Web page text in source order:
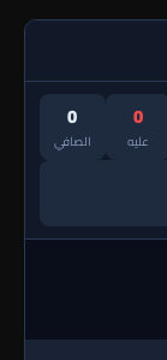
0
عليه
0
الصافي